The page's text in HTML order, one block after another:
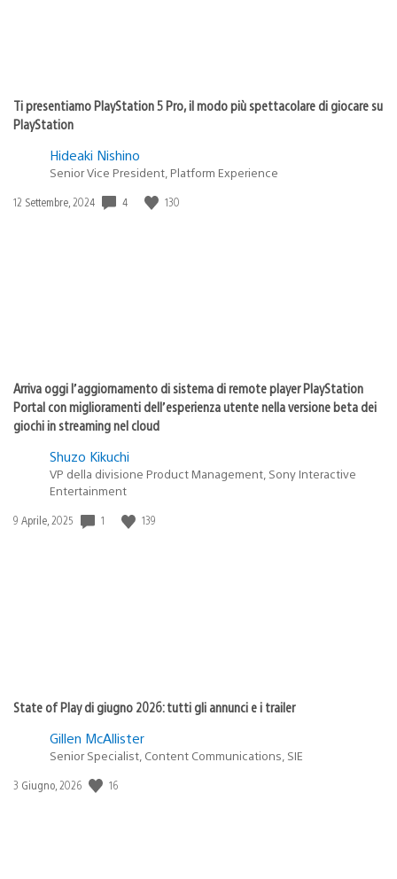
Ti presentiamo PlayStation 5 Pro, il modo più spettacolare di giocare su
PlayStation
Hideaki Nishino
Senior Vice President, Platform Experience
Data
12 Settembre, 2024 4 130
Arriva oggi l’aggiornamento di sistema di remote player PlayStation
Portal con miglioramenti dell’esperienza utente nella versione beta dei
giochi in streaming nel cloud
Shuzo Kikuchi
VP della divisione Product Management, Sony Interactive
Entertainment
Data
9 Aprile, 2025 1 139
State of Play di giugno 2026: tutti gli annunci e i trailer
Gillen McAllister
Senior Specialist, Content Communications, SIE
Data
3 Giugno, 2026 16